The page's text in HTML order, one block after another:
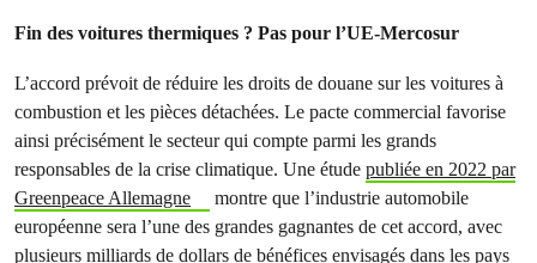
Fin des voitures thermiques ? Pas pour l’UE-Mercosur
L’accord prévoit de réduire les droits de douane sur les voitures à
combustion et les pièces détachées. Le pacte commercial favorise
ainsi précisément le secteur qui compte parmi les grands
responsables de la crise climatique. Une étude publiée en 2022 par
Greenpeace Allemagne
montre que l’industrie automobile
européenne sera l’une des grandes gagnantes de cet accord, avec
plusieurs milliards de dollars de bénéfices envisagés dans les pays